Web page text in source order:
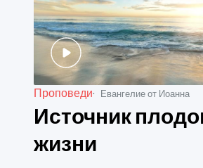
Проповеди Евангелие от Иоанна
Источник
жизни